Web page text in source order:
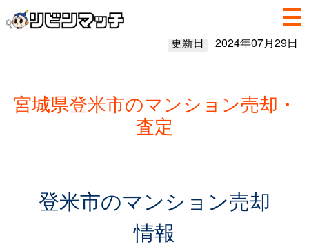
更新日 2024年07月29日
宮城県登米市のマンション売却・
査定
登米市のマンション売却
情報